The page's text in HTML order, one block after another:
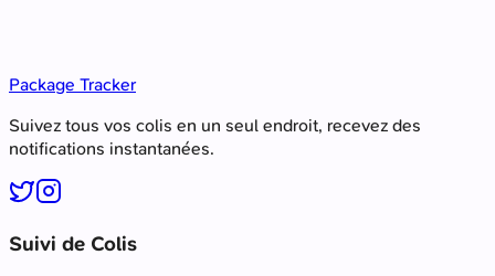
Package Tracker
Suivez tous vos colis en un seul endroit, recevez des
notifications instantanées.
Suivi de Colis